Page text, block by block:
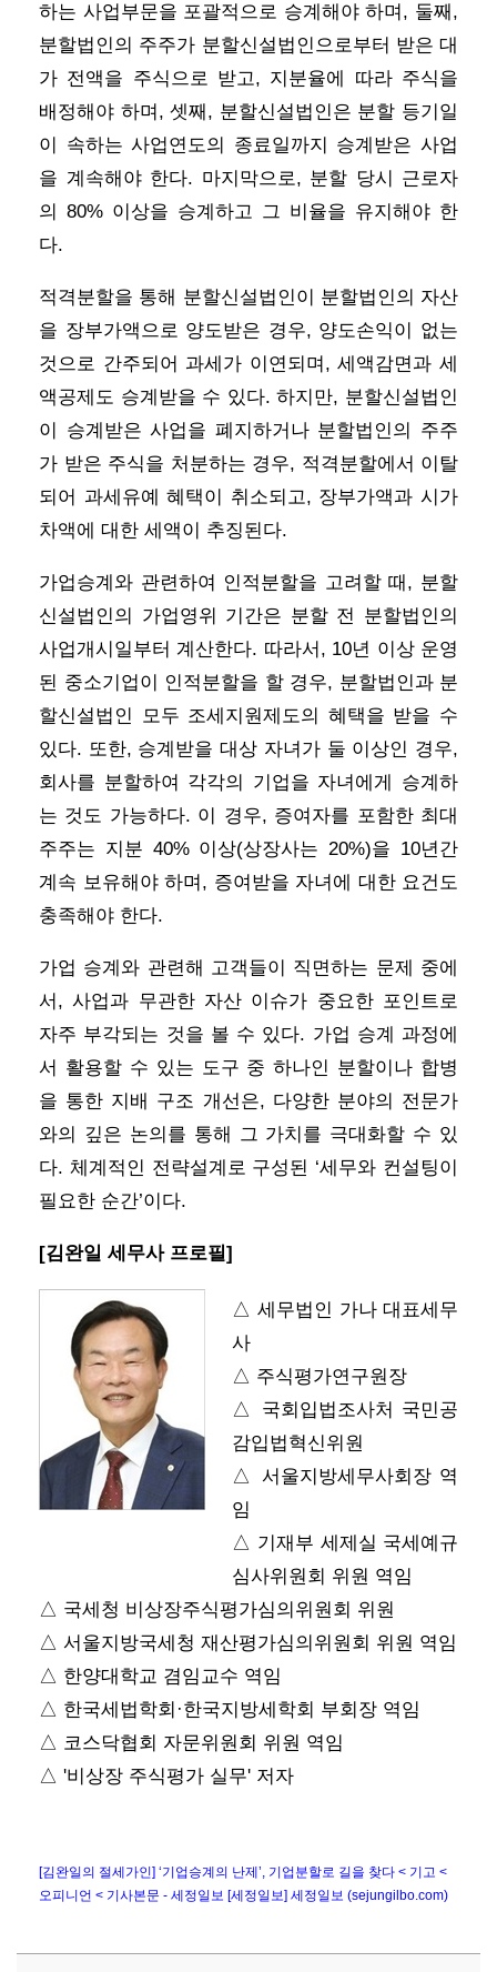
하는 사업부문을 포괄적으로 승계해야 하며, 둘째,
분할법인의 주주가 분할신설법인으로부터 받은 대
가 전액을 주식으로 받고, 지분율에 따라 주식을
배정해야 하며, 셋째, 분할신설법인은 분할 등기일
이 속하는 사업연도의 종료일까지 승계받은 사업
을 계속해야 한다. 마지막으로, 분할 당시 근로자
의 80% 이상을 승계하고 그 비율을 유지해야 한
다.
적격분할을 통해 분할신설법인이 분할법인의 자산
을 장부가액으로 양도받은 경우, 양도손익이 없는
것으로 간주되어 과세가 이연되며, 세액감면과 세
액공제도 승계받을 수 있다. 하지만, 분할신설법인
이 승계받은 사업을 폐지하거나 분할법인의 주주
가 받은 주식을 처분하는 경우, 적격분할에서 이탈
되어 과세유예 혜택이 취소되고, 장부가액과 시가
차액에 대한 세액이 추징된다.
가업승계와 관련하여 인적분할을 고려할 때, 분할
신설법인의 가업영위 기간은 분할 전 분할법인의
사업개시일부터 계산한다. 따라서, 10년 이상 운영
된 중소기업이 인적분할을 할 경우, 분할법인과 분
할신설법인 모두 조세지원제도의 혜택을 받을 수
있다. 또한, 승계받을 대상 자녀가 둘 이상인 경우,
회사를 분할하여 각각의 기업을 자녀에게 승계하
는 것도 가능하다. 이 경우, 증여자를 포함한 최대
주주는 지분 40% 이상(상장사는 20%)을 10년간
계속 보유해야 하며, 증여받을 자녀에 대한 요건도
충족해야 한다.
가업 승계와 관련해 고객들이 직면하는 문제 중에
서, 사업과 무관한 자산 이슈가 중요한 포인트로
자주 부각되는 것을 볼 수 있다. 가업 승계 과정에
서 활용할 수 있는 도구 중 하나인 분할이나 합병
을 통한 지배 구조 개선은, 다양한 분야의 전문가
와의 깊은 논의를 통해 그 가치를 극대화할 수 있
다. 체계적인 전략설계로 구성된 ‘세무와 컨설팅이
필요한 순간’이다.
[김완일 세무사 프로필]
△ 세무법인 가나 대표세무
사
△ 주식평가연구원장
△ 국회입법조사처 국민공
감입법혁신위원
△ 서울지방세무사회장 역
임
△ 기재부 세제실 국세예규
심사위원회 위원 역임
△ 국세청 비상장주식평가심의위원회 위원
△ 서울지방국세청 재산평가심의위원회 위원 역임
△ 한양대학교 겸임교수 역임
△ 한국세법학회·한국지방세학회 부회장 역임
△ 코스닥협회 자문위원회 위원 역임
△ '비상장 주식평가 실무' 저자
[김완일의 절세가인] ‘기업승계의 난제’, 기업분할로 길을 찾다 < 기고 <
오피니언 < 기사본문 - 세정일보 [세정일보] 세정일보 (sejungilbo.com)